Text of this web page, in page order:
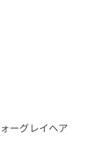
ーグレイヘア